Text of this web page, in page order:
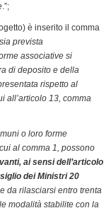
.”;
è inserito il comma
prevista
associative si
di deposito e della
rispetto al
all’articolo 13, comma
o loro forme
al comma 1, possono
ai sensi dell’articolo
dei Ministri 20
da rilasciarsi entro trenta
modalità stabilite con la